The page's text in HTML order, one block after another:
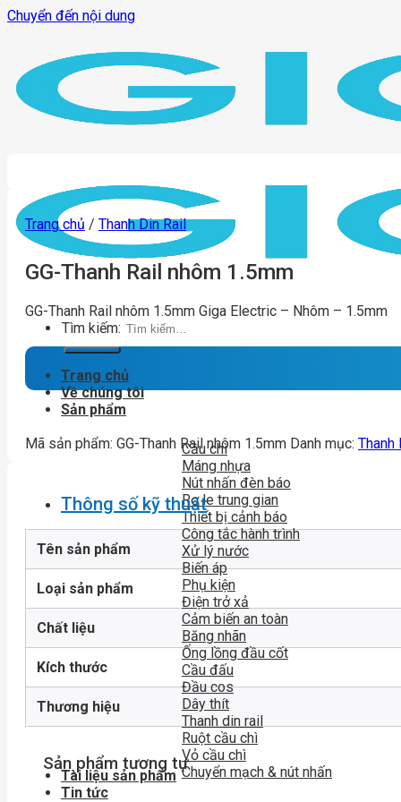
Chuyển đến nội dung
Tìm kiếm:
Trang chủ
Về chúng tôi
Sản phẩm
Cầu chì
Máng nhựa
Nút nhấn đèn báo
Rơ le trung gian
Thiết bị cảnh báo
Công tắc hành trình
Xử lý nước
Biến áp
Phụ kiện
Điện trở xả
Cảm biến an toàn
Băng nhãn
Ống lồng đầu cốt
Cầu đấu
Đầu cos
Dây thít
Thanh din rail
Ruột cầu chì
Vỏ cầu chì
Chuyển mạch & nút nhấn
Tài liệu sản phẩm
Tin tức
Trang chủ / Thanh Din Rail
GG-Thanh Rail nhôm 1.5mm
GG-Thanh Rail nhôm 1.5mm Giga Electric – Nhôm – 1.5mm
Mã sản phẩm: GG-Thanh Rail nhôm 1.5mm Danh mục: Thanh
Thông số kỹ thuật
Tên sản phẩm
Loại sản phẩm
Chất liệu
Kích thước
Thương hiệu
Sản phẩm tương tự